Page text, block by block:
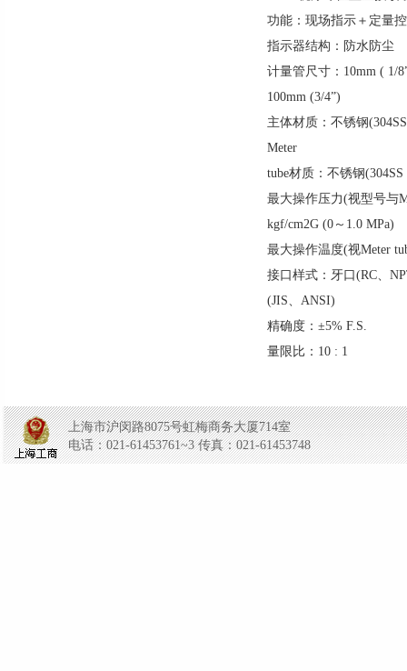
功能：现场指示＋定量
指示器结构：防水防尘
计量管尺寸：10mm ( 1/
100mm (3/4”)
主体材质：不锈钢
Meter
tube材质：不锈钢
最大操作压力(视型号与
kgf/cm2G (0～1.0 MPa)
最大操作温度(视Meter
接口样式：牙口(RC、
(JIS、ANSI)
精确度：±5% F.S.
量限比：10 : 1
上海市沪闵路8075号虹梅商务大厦714室
电话：021-61453761~3 传真：021-61453748